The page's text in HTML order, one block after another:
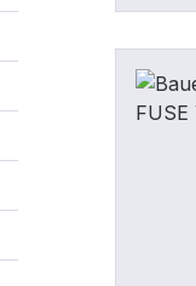
Im